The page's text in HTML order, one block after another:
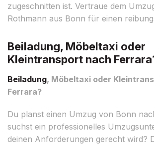
zugeschnitten ist. Vertraue dem
Rothmann aus Bonn für einen
Beiladung, Möbeltaxi oder
Kleintransport nach
Beiladung, Möbeltaxi oder
Ferrara?
Du planst einen Umzug von Bonn
suchst ein professionelles
deinen Anforderungen gerecht wird?